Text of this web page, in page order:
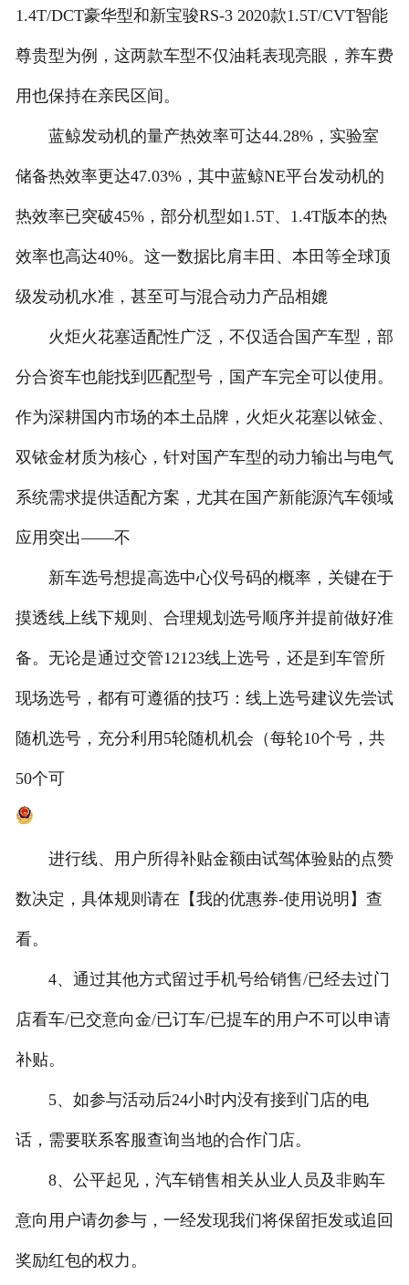
1.4T/DCT豪华型和新宝骏RS-3 2020款1.5T/CVT智能
尊贵型为例，这两款车型不仅油耗表现亮眼，养车费
用也保持在亲民区间。
蓝鲸发动机的量产热效率可达44.28%，实验室
储备热效率更达47.03%，其中蓝鲸NE平台发动机的
热效率已突破45%，部分机型如1.5T、1.4T版本的热
效率也高达40%。这一数据比肩丰田、本田等全球顶
级发动机水准，甚至可与混合动力产品相媲
火炬火花塞适配性广泛，不仅适合国产车型，部
分合资车也能找到匹配型号，国产车完全可以使用。
作为深耕国内市场的本土品牌，火炬火花塞以铱金、
双铱金材质为核心，针对国产车型的动力输出与电气
系统需求提供适配方案，尤其在国产新能源汽车领域
应用突出——不
新车选号想提高选中心仪号码的概率，关键在于
摸透线上线下规则、合理规划选号顺序并提前做好准
备。无论是通过交管12123线上选号，还是到车管所
现场选号，都有可遵循的技巧：线上选号建议先尝试
随机选号，充分利用5轮随机机会（每轮10个号，共
50个可
进行线、用户所得补贴金额由试驾体验贴的点赞
数决定，具体规则请在【我的优惠券-使用说明】查
看。
4、通过其他方式留过手机号给销售/已经去过门
店看车/已交意向金/已订车/已提车的用户不可以申请
补贴。
5、如参与活动后24小时内没有接到门店的电
话，需要联系客服查询当地的合作门店。
8、公平起见，汽车销售相关从业人员及非购车
意向用户请勿参与，一经发现我们将保留拒发或追回
奖励红包的权力。